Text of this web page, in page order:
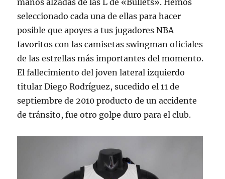
manos alzadas de las L de «Bullets». Hemos
seleccionado cada una de ellas para hacer
posible que apoyes a tus jugadores NBA
favoritos con las camisetas swingman oficiales
de las estrellas más importantes del momento.
El fallecimiento del joven lateral izquierdo
titular Diego Rodríguez, sucedido el 11 de
septiembre de 2010 producto de un accidente
de tránsito, fue otro golpe duro para el club.